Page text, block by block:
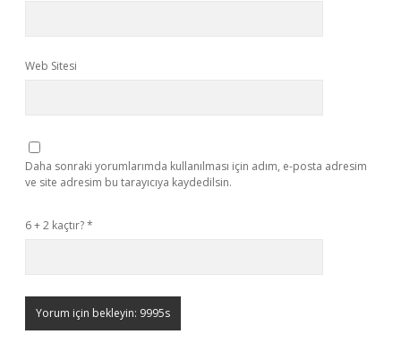
Web Sitesi
Daha sonraki yorumlarımda kullanılması için adım, e-posta adresim
ve site adresim bu tarayıcıya kaydedilsin.
6 + 2 kaçtır?*